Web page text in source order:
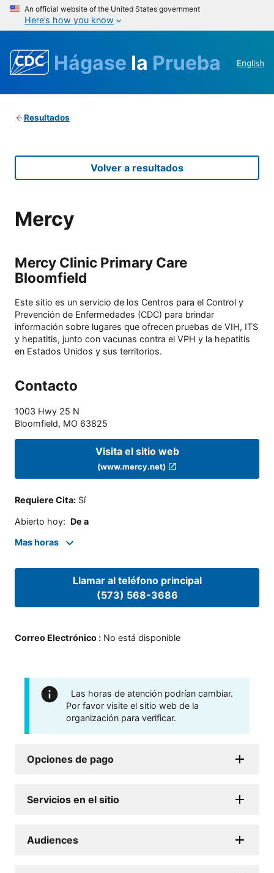
An official website of the United States government
Here’s how you know
Hágase la Prueba English
Resultados
Volver a resultados
Mercy
Mercy Clinic Primary Care
Bloomfield
Este sitio es un servicio de los Centros para el Control y
Prevención de Enfermedades (CDC) para brindar
información sobre lugares que ofrecen pruebas de VIH, ITS
y hepatitis, junto con vacunas contra el VPH y la hepatitis
en Estados Unidos y sus territorios.
Contacto
1003 Hwy 25 N
Bloomfield, MO 63825
Visita el sitio web
(www.mercy.net)
Requiere Cita: Sí
Abierto hoy: De a
Mas horas
Llamar al teléfono principal
(573) 568-3686
Correo Electrónico : No está disponible
Las horas de atención podrían cambiar.
Por favor visite el sitio web de la
organización para verificar.
Opciones de pago
Servicios en el sitio
Audiences